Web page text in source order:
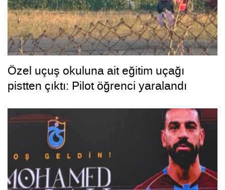
Özel uçuş okuluna ait eğitim uçağı
pistten çıktı: Pilot öğrenci yaralandı